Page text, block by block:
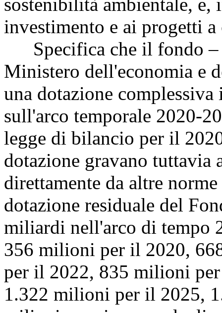
investimento e ai progetti
Specifica che il fondo –
Ministero dell'economia e
una dotazione
sull'arco temporale 2020-
legge di bilancio per il
dotazione gravano
direttamente da altre
dotazione residuale del
miliardi nell'arco di tempo
356 milioni per il 2020,
per il 2022, 835 milioni
1.322 milioni per il 2025,